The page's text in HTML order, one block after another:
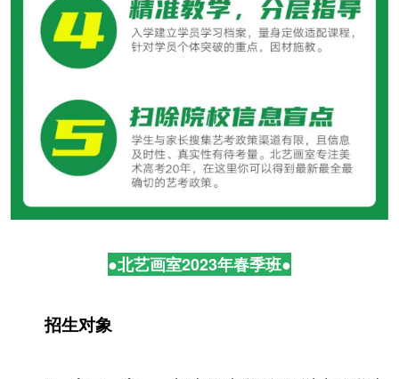
●北艺画室2023年春季班●
招生对象